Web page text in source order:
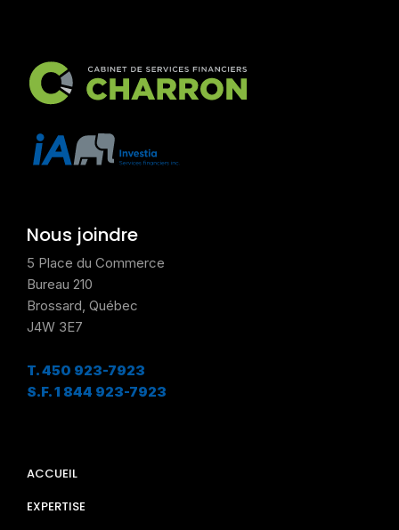
Nous joindre
5 Place du Commerce
Bureau 210
Brossard, Québec
J4W 3E7
T.450 923-7923
S.F.1 844 923-7923
ACCUEIL
EXPERTISE